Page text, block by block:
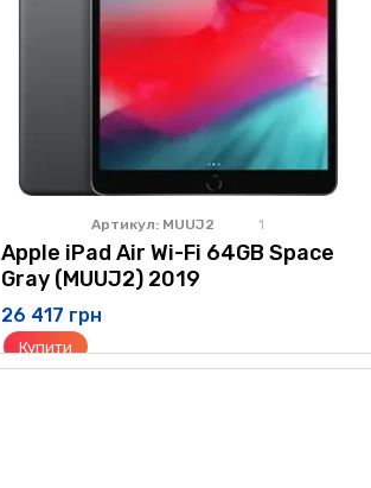
Артикул: MUUJ2 1
Apple iPad Air Wi-Fi 64GB Space
Gray (MUUJ2) 2019
26 417 грн
Купити